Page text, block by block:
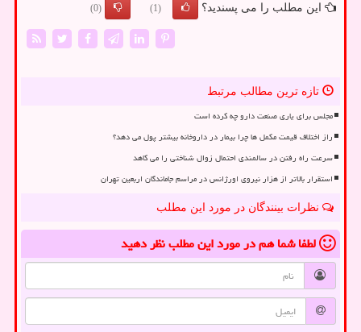
این مطلب را می پسندید؟ (1)
(0)
تازه ترین مطالب مرتبط
مجلس برای یاری صنعت دارو چه کرده است
راز اختلاف قیمت مکمل ها چرا بیمار در داروخانه بیشتر پول می دهد؟
سرعت راه رفتن در سالمندی احتمال زوال شناختی را می کاهد
استقرار بالاتر از هزار نیروی اورژانس در مراسم جاماندگان اربعین تهران
نظرات بینندگان در مورد این مطلب
لطفا شما همدر مورد این مطلبنظر دهید